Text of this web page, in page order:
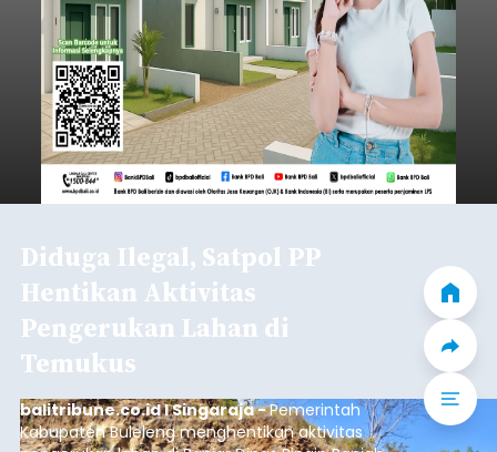
Diduga Ilegal, Satpol PP
Hentikan Aktivitas
Pengerukan Lahan di
Temukus
balitribune.co.id I Singaraja -Pemerintah
Kabupaten Buleleng menghentikan aktivitas